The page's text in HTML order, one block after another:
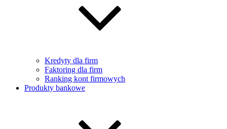
Kredyty dla firm
Faktoring dla firm
Ranking kont firmowych
Produkty bankowe